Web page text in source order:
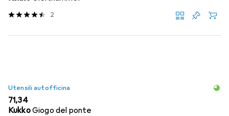
2
Utensili autofficina
EUR
71,34
KukkoGiogo del ponte